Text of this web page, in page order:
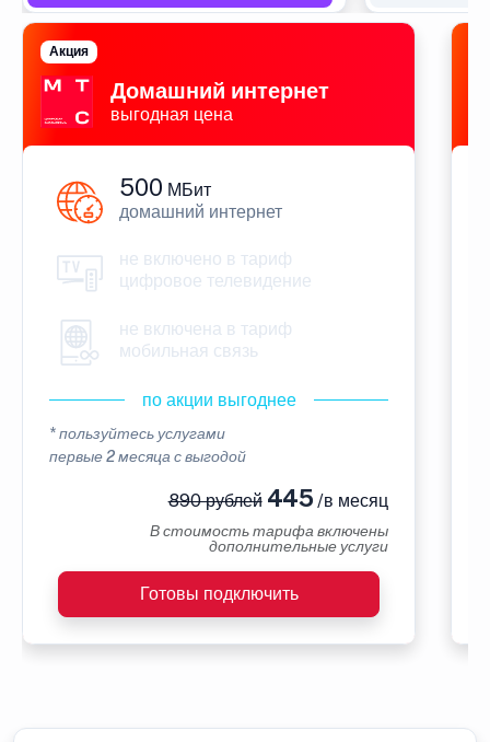
Домашний интернет
выгодная цена
Акция
500 МБит
домашний интернет
не включено в тариф
цифровое телевидение
не включена в тариф
мобильная связь
по акции выгоднее
* пользуйтесь услугами
первые 2 месяца с выгодой
890 рублей445 /в месяц
В стоимость тарифа включены
дополнительные услуги
Готовы подключить